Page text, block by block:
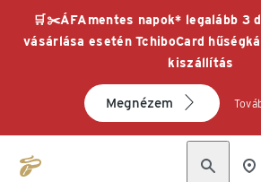
🛒✂️ÁFAmentes napok* legalább 3
vásárlása esetén TchiboCard
kiszállítás
Megnézem